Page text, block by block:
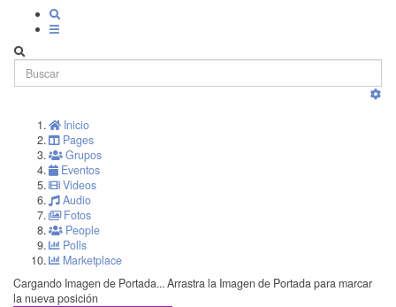
Inicio
Pages
Grupos
Eventos
Videos
Audio
Fotos
People
Polls
Marketplace
Cargando Imagen de Portada... Arrastra la Imagen de Portada para marcar
la nueva posición